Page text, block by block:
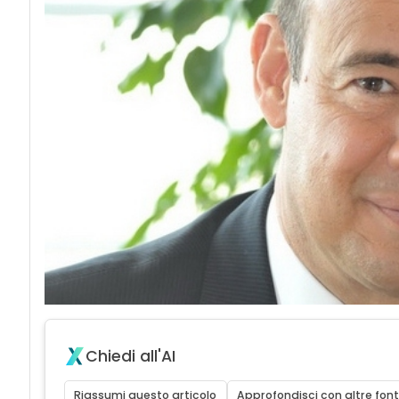
Chiedi all'AI
Riassumi questo articolo Approfondisci con altre